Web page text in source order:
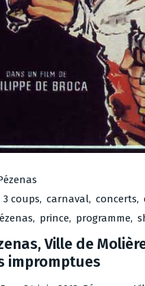
3 coups, carnaval, concerts,
, prince, programme,
Ville de
impromptues